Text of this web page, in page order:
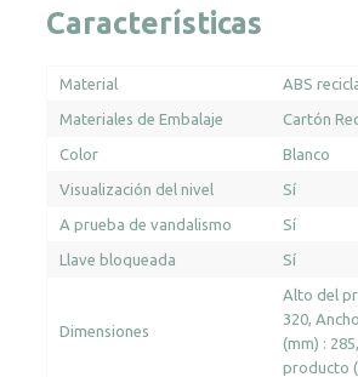
Características
Material ABS
Materiales de Embalaje Cartón
Color Blanco
Visualización del nivel Sí
A prueba de vandalismo Sí
Llave bloqueada Sí
Dimensiones
Alto del
320
(mm) : 285
producto